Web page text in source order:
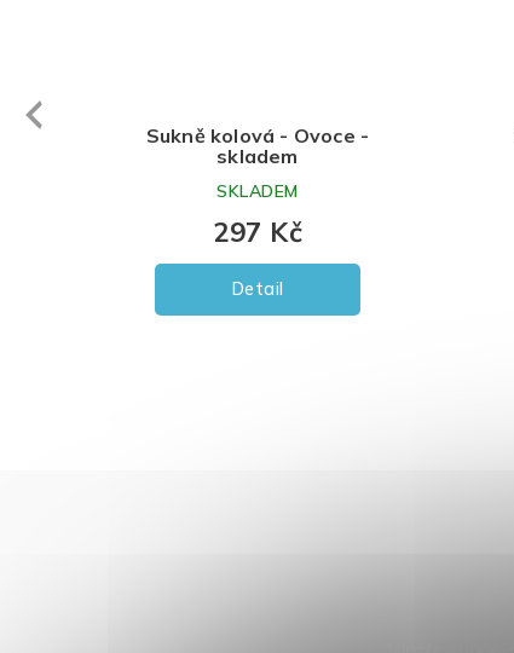
Sukně kolová - Ovoce -
skladem
297 Kč
Detail
SKLADEM